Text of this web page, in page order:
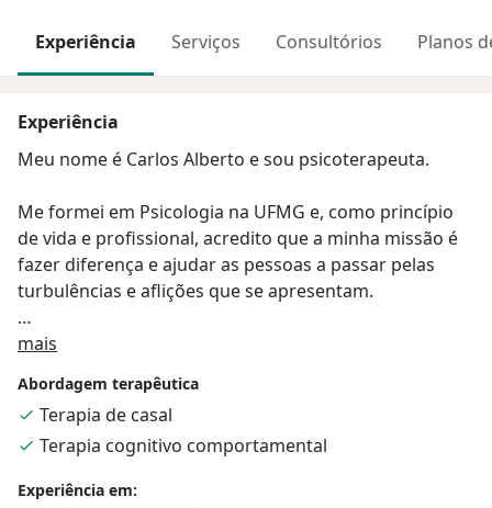
Experiência Serviços Consultórios Planos
Experiência
Meu nome é Carlos Alberto e sou psicoterapeuta.
Me formei em Psicologia na UFMG e, como princípio
de vida e profissional, acredito que a minha missão é
fazer diferença e ajudar as pessoas a passar pelas
turbulências e aflições que se apresentam.
Atendo online, abrangendo todo o Brasil e
presencialmente em Belo Horizonte.
Minha abordagem principal é a Terapia Cognitivo -
Comportamental e atendo as seguintes demandas,
mais
Abordagem terapêutica
Terapia de casal
Terapia cognitivo comportamental
Experiência em: